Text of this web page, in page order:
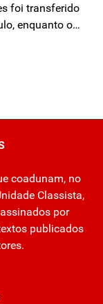
foi transferido
enquanto o…
coadunam, no
Classista,
por
publicados